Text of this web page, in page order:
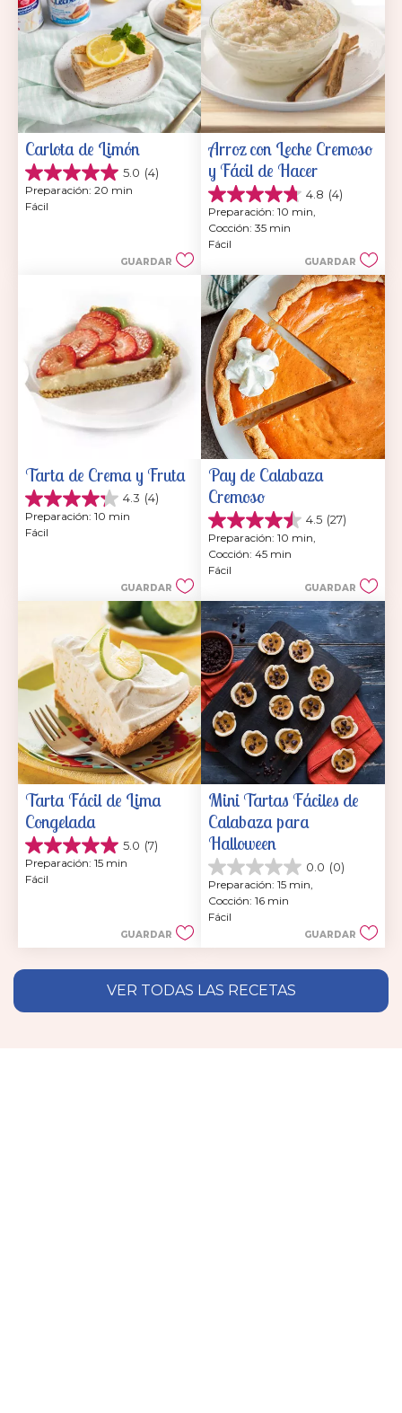
Carlota de Limón
5.0 (4)
5.0
de
5
Preparación: 20 min
Fácil
GUARDAR
Arroz con Leche Cremoso
y Fácil de Hacer
4.8 (4)
4.8
de
5
estrellas.
reseñas
Preparación: 10 min,
Cocción: 35 min
Fácil
GUARDAR
Tarta de Crema y Fruta
4.3 (4)
4.3
de
5
Preparación: 10 min
Fácil
GUARDAR
Pay de Calabaza
Cremoso
4.5 (27)
4.5
de
5
estrellas.
reseñas
Preparación: 10 min,
Cocción: 45 min
Fácil
GUARDAR
Tarta Fácil de Lima
Congelada
5.0 (7)
5.0
de
5
Preparación: 15 min
Fácil
GUARDAR
Mini Tartas Fáciles de
Calabaza para
Halloween
0.0 (0)
0.0
de
5
estrellas.
Preparación: 15 min,
Cocción: 16 min
Fácil
GUARDAR
VER TODAS LAS RECETAS